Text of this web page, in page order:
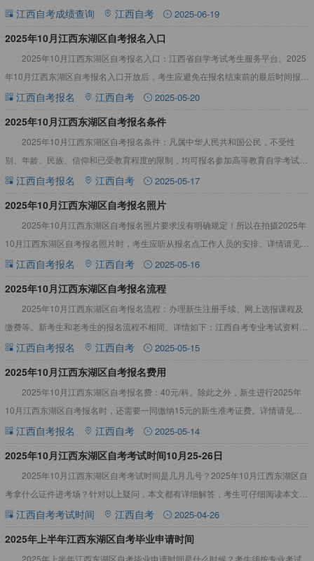
间2025年10月江西东湖区自考成绩查询时间预
江西自考成绩查询 江西自考 2025-06-19
​2025年10月江西东湖区自考报名入口
2025年10月江西东湖区自考报名入口：江西省自学考试考生服务平台。2025
年10月江西东湖区自考报名入口开放后，考生应避免在报名结束前的最后时间报考
课程和缴费。详情如下：2025年10月江西东湖区自
江西自考报名 江西自考 2025-05-20
2025年10月江西东湖区自考报名条件
2025年10月江西东湖区自考报名条件：凡属中华人民共和国公民，不受性
别、年龄、民族、信仰和已受教育程度的限制，均可报名参加高等教育自学考试自
学考试。详情请见下文：江西自考专业考试资料大全，辅助备考2
江西自考报名 江西自考 2025-05-17
​2025年10月江西东湖区自考报名照片
2025年10月江西东湖区自考报名照片要求没有明确规定！所以在拍摄2025年
10月江西东湖区自考报名照片时，考生应听从报名点工作人员的安排。详情请见下
文：2025年10月江西东湖区自考报名照片要求根据
江西自考报名 江西自考 2025-05-16
2025年10月江西东湖区自考报名流程
2025年10月江西东湖区自考报名流程：办理新生注册手续、网上选报课程及
缴费等。新考生和老考生的报名流程不相同。详情如下：江西自考专业考试资料大
全，辅助备考2025年10月江西东湖区自考报名流程（图解
江西自考报名 江西自考 2025-05-15
2025年10月江西东湖区自考报名费用
2025年10月江西东湖区自考报名费：40元/科。除此之外，新生进行2025年
10月江西东湖区自考报名时，还需要一同缴纳15元的新生准考证费。详情请见下
文：江西自考专业考试资料大全，辅助备考2025年
江西自考报名 江西自考 2025-05-14
​2025年10月江西东湖区自考考试时间10月25-26日
2025年10月江西东湖区自考考试时间是几月几号？2025年10月江西东湖区自
考拿什么证件进考场？针对以上疑问，本文都有详细解答，考生可仔细阅读本文：
2025年10月江西东湖区自考考试时间10月25-
江西自考考试时间 江西自考 2025-04-26
​2025年上半年江西东湖区自考毕业申请时间
2025年上半年江西东湖区自考毕业申请时间是什么时候？考生须按专业考试